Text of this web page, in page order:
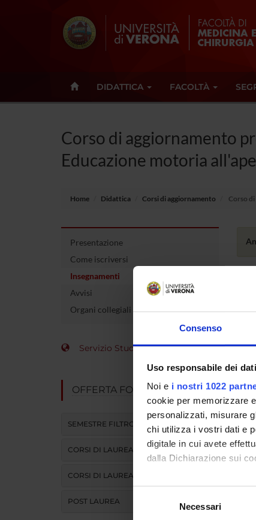
Consenso
Uso responsabile dei dati
Noi e i nostri 1022
cookie per memorizzare
personalizzati, misurare
chi utilizza i vostri dati e
digitale in cui avete
dalla Dichiarazione sui
Con il tuo consenso,
raccogliere
Necessari
DIDATTICA FACOLTÀ
Corso di aggiornamento
Educazione motoria
Home Didattica Corsi di aggiornamento Corso
Presentazione
Come iscriversi
Insegnamenti
Avvisi
Organi collegiali e di governo
Servizio Studenti Internazionali
OFFERTA FORMATIVA
SEMESTRE FILTRO
CORSI DI LAUREA
CORSI DI LAUREA MAGISTRALE
POST LAUREA